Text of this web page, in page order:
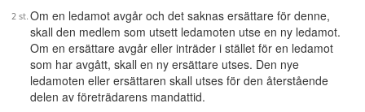
Om en ledamot avgår och det saknas ersättare för denne,
skall den medlem som utsett ledamoten utse en ny ledamot.
Om en ersättare avgår eller inträder i stället för en ledamot
som har avgått, skall en ny ersättare utses. Den nye
ledamoten eller ersättaren skall utses för den återstående
delen av företrädarens mandattid.